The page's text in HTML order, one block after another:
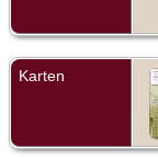
Karten